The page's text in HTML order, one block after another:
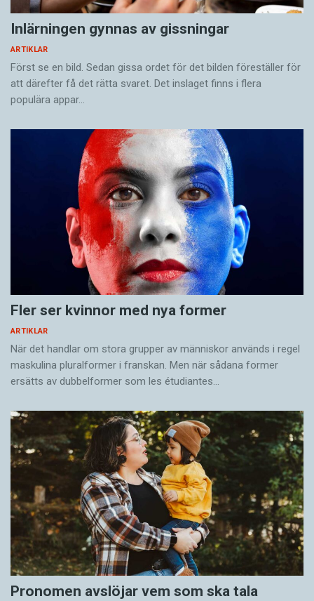
Inlärningen gynnas av gissningar
ARTIKLAR
Först se en bild. Sedan gissa ordet för det bilden föreställer för
att därefter få det rätta svaret. Det inslaget finns i flera
populära appar…
Fler ser kvinnor med nya former
ARTIKLAR
När det handlar om stora grupper av människor används i regel
maskulina pluralformer i franskan. Men när sådana ­former
ersätts av dubbel­former som les étudiantes…
Pronomen avslöjar vem som ska tala